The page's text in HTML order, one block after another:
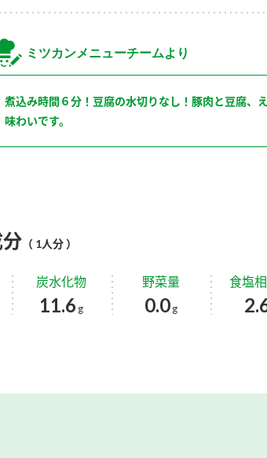
ミツカンメニューチームより
煮込み時間６分！豆腐の水切りなし！豚肉と豆腐、
味わいです。
（ 1人分 ）
炭水化物
11.6 g
野菜量
0.0g
食塩